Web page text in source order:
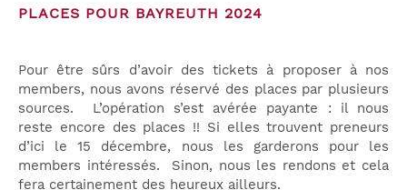
PLACES POUR BAYREUTH 2024
Pour être sûrs d’avoir des tickets à proposer à nos
members, nous avons réservé des places par plusieurs
sources. L’opération s’est avérée payante : il nous
reste encore des places !! Si elles trouvent preneurs
d’ici le 15 décembre, nous les garderons pour les
members intéressés. Sinon, nous les rendons et cela
fera certainement des heureux ailleurs.